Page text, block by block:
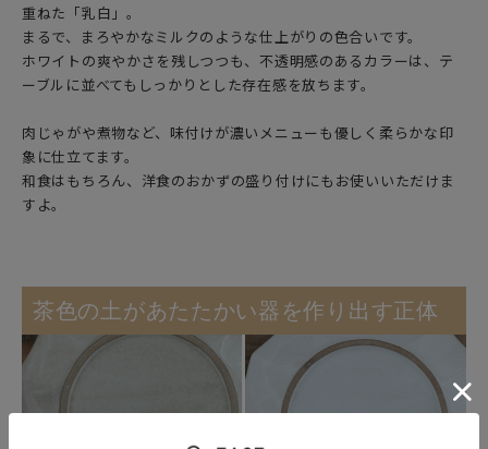
重ねた「乳白」。
まるで、まろやかなミルクのような仕上がりの色合いです。
ホワイトの爽やかさを残しつつも、不透明感のあるカラーは、テ
ーブルに並べてもしっかりとした存在感を放ちます。
肉じゃがや煮物など、味付けが濃いメニューも優しく柔らかな印
象に仕立てます。
和食はもちろん、洋食のおかずの盛り付けにもお使いいただけま
すよ。
茶色の土があたたかい器を作り出す正体